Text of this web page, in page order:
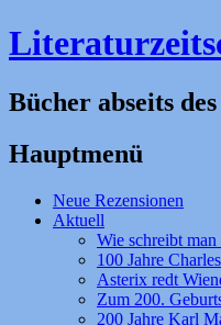
Bücher abseits
Hauptmenü
Zum
Inhalt
Neue Rezensionen
Aktuell
Wie schreibt
100 Jahre
Asterix redt
Zum 200.
200 Jahre Karl